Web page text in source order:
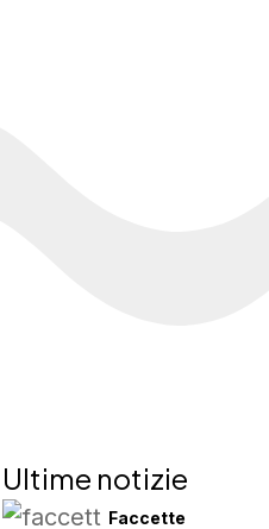
Ultime notizie
Faccette